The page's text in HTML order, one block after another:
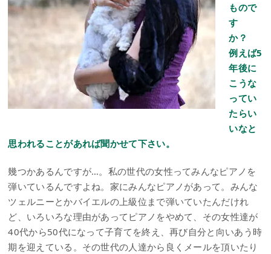
もので
す
か？
例えば5
年後に
こうな
ってい
たらい
いなと
思われることがあれば聞かせて下さい。
幾つかあるんですが…。私の世代の女性ってみんなピアノを
弾いているんですよね。家にみんなピアノがあって。みんな
ツェルニーとかバイエルの上級位まで弾いていたんだけれ
ど、いろいろな理由があってピアノをやめて、その女性達が
40代から50代になって子育てを終え、再び自分と向いあう時
期を迎えている。その世代の人達から良くメールを頂いたり